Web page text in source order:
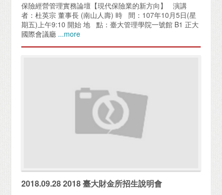
保險經營管理實務論壇【現代保險業的新方向】 演講
者：杜英宗 董事長 (南山人壽) 時 間：107年10月5日(星
期五)上午9:10 開始 地 點：臺大管理學院一號館 B1 正大
國際會議廳 ...more
2018.09.28 2018 臺大財金所招生說明會